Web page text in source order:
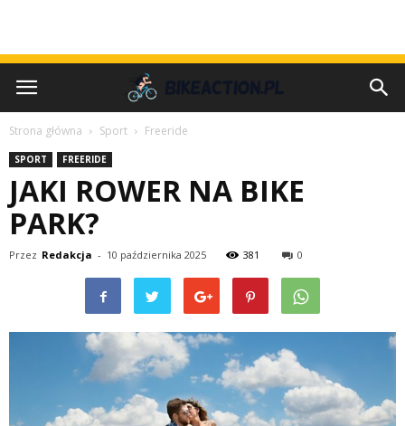
Strona główna Sport Freeride
SPORT FREERIDE
JAKI ROWER NA BIKE
PARK?
Przez Redakcja - 10 października 2025 381 0